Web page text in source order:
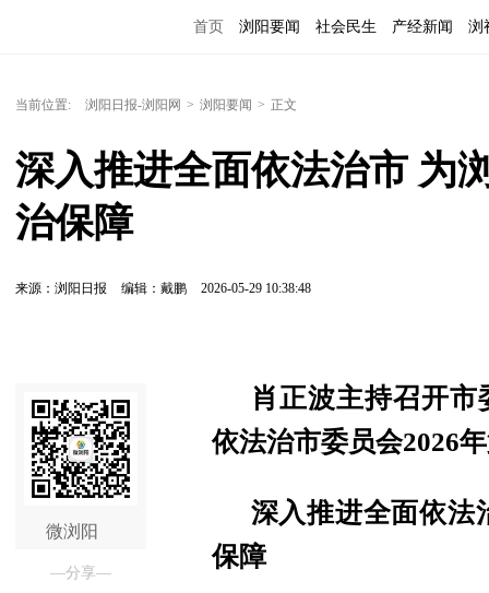
首页 浏阳要闻 社会民生 产经新闻 浏
当前位置: 浏阳日报-浏阳网 > 浏阳要闻 > 正文
深入推进全面依法治市 为
治保障
来源：浏阳日报 编辑：戴鹏 2026-05-29 10:38:48
微浏阳
—分享—
肖正波主持召开
依法治市委员会2026
深入推进全面依法
保障